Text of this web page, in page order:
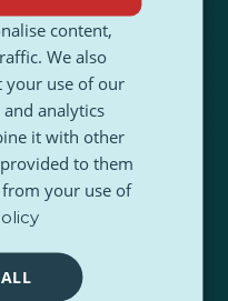
content,
We also
your use of our
analytics
it with other
to them
from your use of